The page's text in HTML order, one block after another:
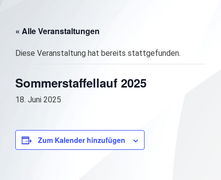
« Alle Veranstaltungen
Diese Veranstaltung hat bereits stattgefunden.
Sommerstaffellauf 2025
18. Juni 2025
Zum Kalender hinzufügen